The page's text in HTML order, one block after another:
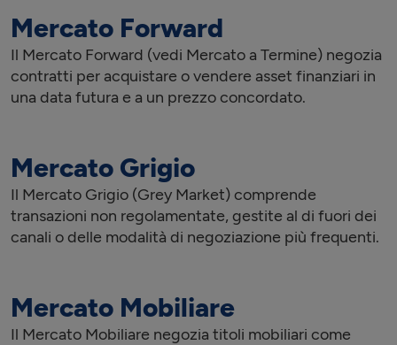
Mercato Forward
Il Mercato Forward (vedi Mercato a Termine) negozia
contratti per acquistare o vendere asset finanziari in
una data futura e a un prezzo concordato.
Mercato Grigio
Il Mercato Grigio (Grey Market) comprende
transazioni non regolamentate, gestite al di fuori dei
canali o delle modalità di negoziazione più frequenti.
Mercato Mobiliare
Il Mercato Mobiliare negozia titoli mobiliari come